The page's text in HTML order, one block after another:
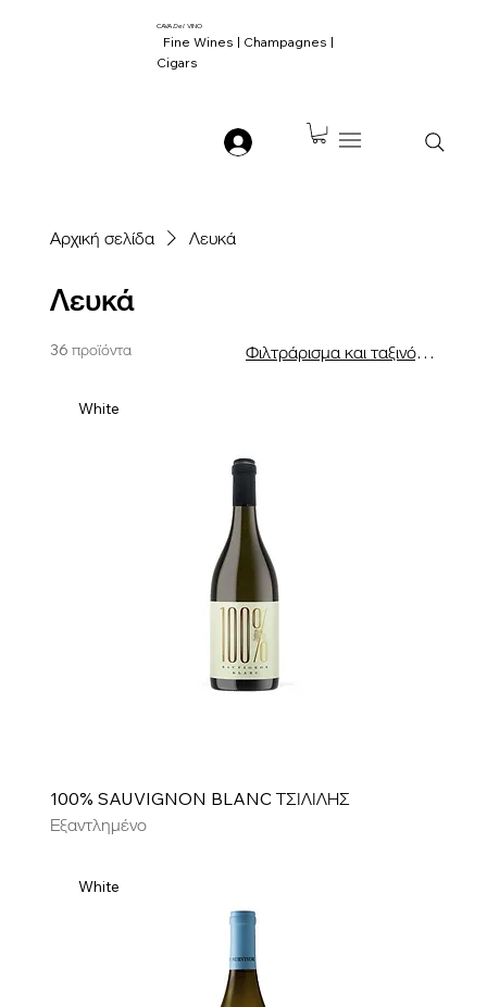
CAVADel VINO
Fine Wines | Champagnes |
Cigars
Αρχική σελίδα Λευκά
Λευκά
36 προϊόντα Φιλτράρισμα και ταξινόμηση
White
100% SAUVIGNON BLANC ΤΣΙΛΙΛΗΣ
Εξαντλημένο
White